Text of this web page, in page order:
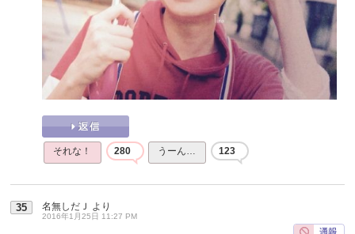
それな！ 280 うーん… 123
35 名無しだＪ より
2016年1月25日 11:27 PM